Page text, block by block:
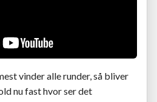
vinder alle runder, så bliver
nu fast hvor ser det